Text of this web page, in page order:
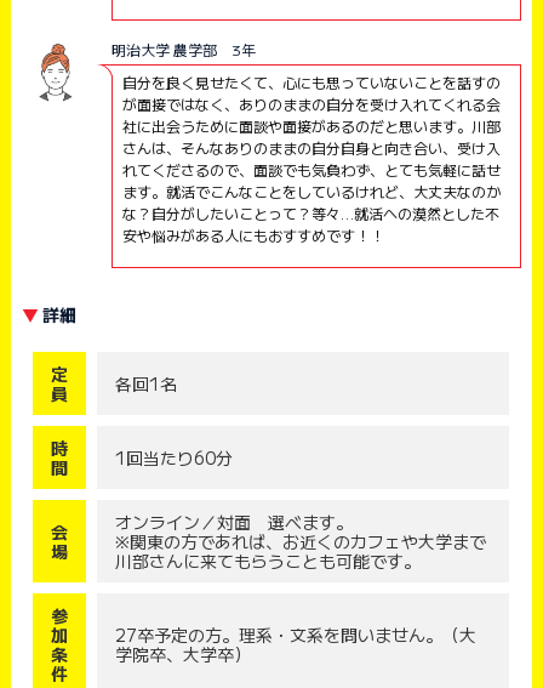
明治大学 農学部 3年
自分を良く見せたくて、心にも思っていないことを話すの
が面接ではなく、ありのままの自分を受け入れてくれる会
社に出会うために面談や面接があるのだと思います。川部
さんは、そんなありのままの自分自身と向き合い、受け入
れてくださるので、面談でも気負わず、とても気軽に話せ
ます。就活でこんなことをしているけれど、大丈夫なのか
な？自分がしたいことって？等々…就活への漠然とした不
安や悩みがある人にもおすすめです！！
詳細
定
員
各回1名
時
間
1回当たり60分
会
場
オンライン／対面 選べます。
※関東の方であれば、お近くのカフェや大学まで
川部さんに来てもらうことも可能です。
参
加
条
件
27卒予定の方。理系・文系を問いません。（大
学院卒、大学卒）